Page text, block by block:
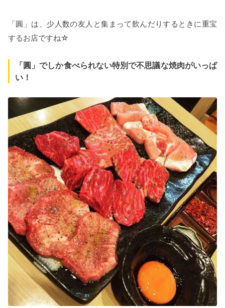
「圓」は、少人数の友人と集まって飲んだりするときに重宝
するお店ですね☆
「圓」でしか食べられない特別で不思議な焼肉がいっぱ
い！